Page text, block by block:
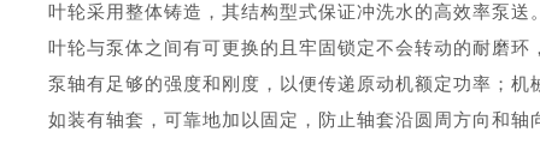
叶轮采用整体铸造，其结构型式保证冲洗水的高效率泵
叶轮与泵体之间有可更换的且牢固锁定不会转动的耐磨环
泵轴有足够的强度和刚度，以便传递原动机额定功率；
如装有轴套，可靠地加以固定，防止轴套沿圆周方向和